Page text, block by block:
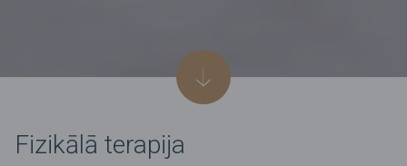
Fizikālā terapija